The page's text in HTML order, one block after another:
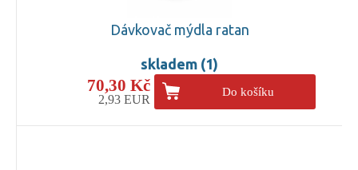
Dávkovač mýdla ratan
skladem (1)
70,30 Kč
2,93 EUR
Do košíku